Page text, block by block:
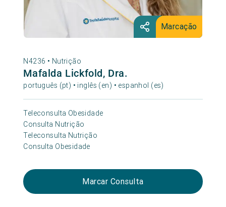
Marcação
N4236 • Nutrição
Mafalda Lickfold, Dra.
português (pt) • inglês (en) • espanhol (es)
Teleconsulta Obesidade
Consulta Nutrição
Teleconsulta Nutrição
Consulta Obesidade
Marcar Consulta